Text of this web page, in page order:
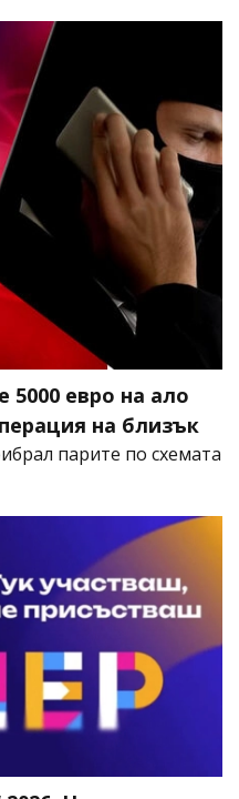
5000 евро на ало
на близък
парите по схемата